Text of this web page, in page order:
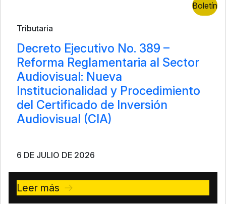
Boletín
Tributaria
Decreto Ejecutivo No. 389 –
Reforma Reglamentaria al Sector
Audiovisual: Nueva
Institucionalidad y Procedimiento
del Certificado de Inversión
Audiovisual (CIA)
6 DE JULIO DE 2026
Leer más